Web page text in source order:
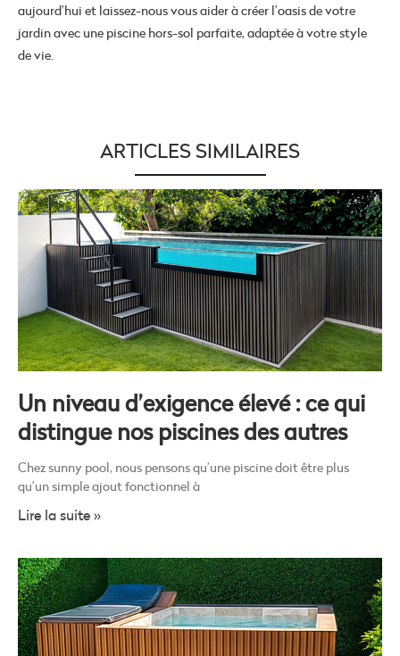
aujourd’hui et laissez-nous vous aider à créer l’oasis de votre
jardin avec une piscine hors-sol parfaite, adaptée à votre style
de vie.
ARTICLES SIMILAIRES
Un niveau d’exigence élevé : ce qui
distingue nos piscines des autres
Chez sunny pool, nous pensons qu’une piscine doit être plus
qu’un simple ajout fonctionnel à
Lire la suite »